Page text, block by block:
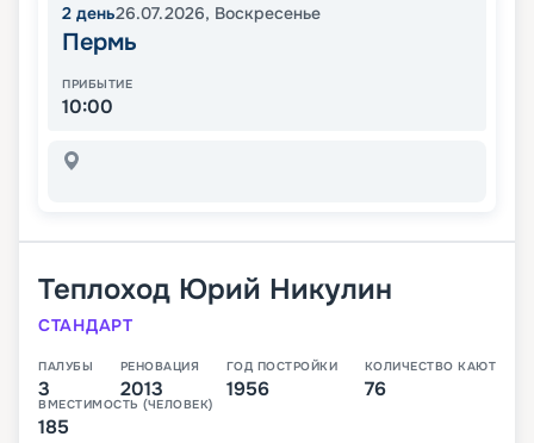
2 день26.07.2026, Воскресенье
Пермь
ПРИБЫТИЕ
10:00
Теплоход Юрий Никулин
СТАНДАРТ
ПАЛУБЫ
3
РЕНОВАЦИЯ
2013
ГОД ПОСТРОЙКИ
1956
КОЛИЧЕСТВО КАЮТ
76
ВМЕСТИМОСТЬ (ЧЕЛОВЕК)
185